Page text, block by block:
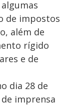
de impostos
além de
rígido
e de
dia 28 de
imprensa